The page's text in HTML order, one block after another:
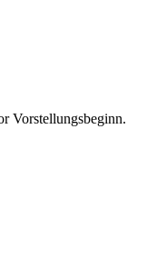
Vorstellungsbeginn.